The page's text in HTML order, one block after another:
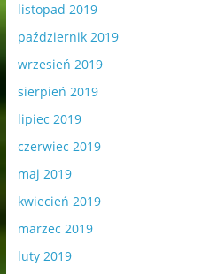
listopad 2019
październik 2019
wrzesień 2019
sierpień 2019
lipiec 2019
czerwiec 2019
maj 2019
kwiecień 2019
marzec 2019
luty 2019